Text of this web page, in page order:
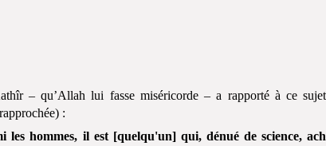
– qu’Allah lui fasse miséricorde – a rapporté à ce
:
les hommes, il est [quelqu'un] qui, dénué de science,